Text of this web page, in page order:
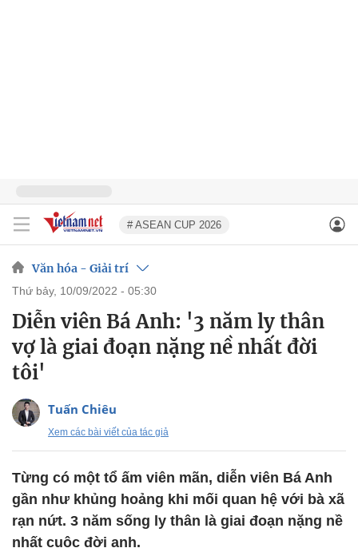
# ASEAN CUP 2026
Văn hóa - Giải trí
thứ bảy, 10/09/2022 - 05:30
Diễn viên Bá Anh: '3 năm ly thân
vợ là giai đoạn nặng nề nhất đời
tôi'
Tuấn Chiêu
Xem các bài viết của tác giả
Từng có một tổ ấm viên mãn, diễn viên Bá Anh
gần như khủng hoảng khi mối quan hệ với bà xã
rạn nứt. 3 năm sống ly thân là giai đoạn nặng nề
nhất cuộc đời anh.